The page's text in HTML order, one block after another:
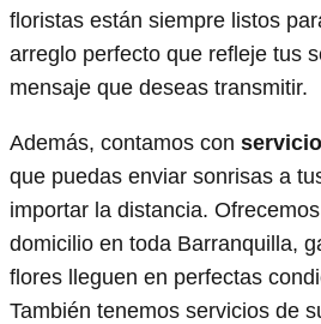
floristas están siempre listos
arreglo perfecto que refleje tus
mensaje que deseas transmitir.
Además, contamos con
que puedas enviar sonrisas a
importar la distancia.
domicilio en toda Barranquilla,
flores lleguen en perfectas
También tenemos servicios de